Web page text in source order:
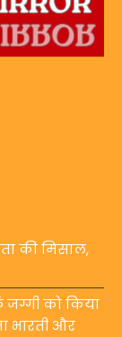
की मिसाल,
को किया
भारती और